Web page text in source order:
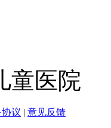
童医院
协议 | 意见反馈